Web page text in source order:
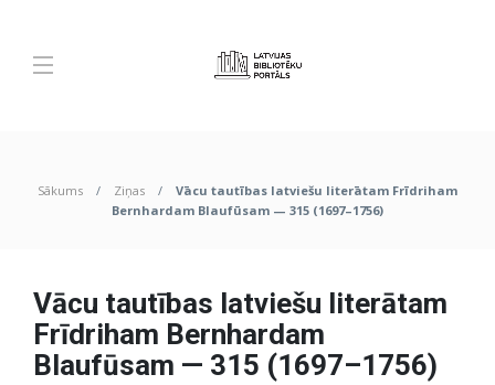
Sākums Ziņas
Vācu tautības latviešu literātam Frīdriham
Bernhardam Blaufūsam — 315 (1697–1756)
Vācu tautības latviešu literātam
Frīdriham Bernhardam
Blaufūsam — 315 (1697–1756)